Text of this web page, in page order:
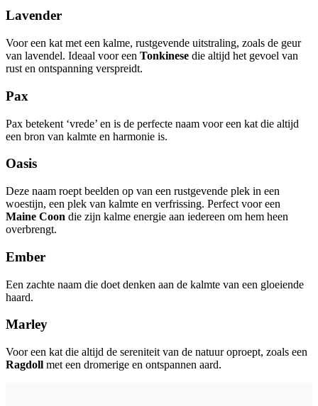
Lavender
Voor een kat met een kalme, rustgevende uitstraling, zoals de geur
van lavendel. Ideaal voor een Tonkinese die altijd het gevoel van
rust en ontspanning verspreidt.
Pax
Pax betekent ‘vrede’ en is de perfecte naam voor een kat die altijd
een bron van kalmte en harmonie is.
Oasis
Deze naam roept beelden op van een rustgevende plek in een
woestijn, een plek van kalmte en verfrissing. Perfect voor een
Maine Coon die zijn kalme energie aan iedereen om hem heen
overbrengt.
Ember
Een zachte naam die doet denken aan de kalmte van een gloeiende
haard.
Marley
Voor een kat die altijd de sereniteit van de natuur oproept, zoals een
Ragdoll met een dromerige en ontspannen aard.